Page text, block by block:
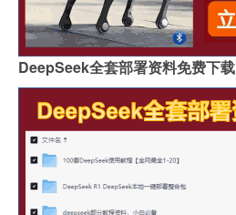
DeepSeek全套部署资料免费下载